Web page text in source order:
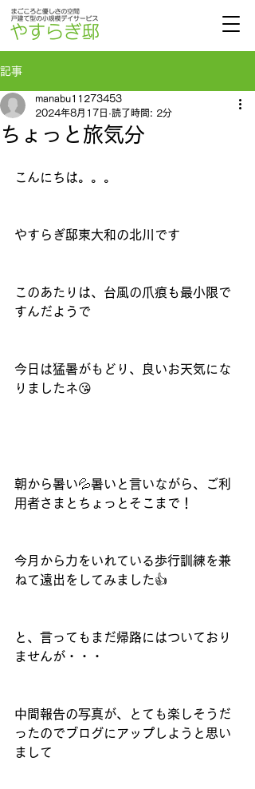
記事
ちょっと旅気分
manabu11273453
2024年8月17日 読了時間: 2分
こんにちは。。。
やすらぎ邸東大和の北川です
このあたりは、台風の爪痕も最小限で
すんだようで
今日は猛暑がもどり、良いお天気にな
りましたネ😘
朝から暑い💦暑いと言いながら、ご利
用者さまとちょっとそこまで！
今月から力をいれている歩行訓練を兼
ねて遠出をしてみました👍
と、言ってもまだ帰路にはついており
ませんが・・・
中間報告の写真が、とても楽しそうだ
ったのでブログにアップしようと思い
まして